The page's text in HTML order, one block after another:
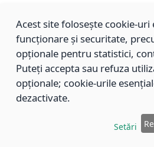
827/10.12.2019
Aprobarea standardului
furnizate în cadrul Centrului
Adăpost, pentru anul 2020.
Aprobarea standardului
Acest site folosește cookie-uri
funcționare și securitate,
opționale pentru statistici,
Puteți accepta sau refuza
opționale; cookie-urile
dezactivate.
Setări